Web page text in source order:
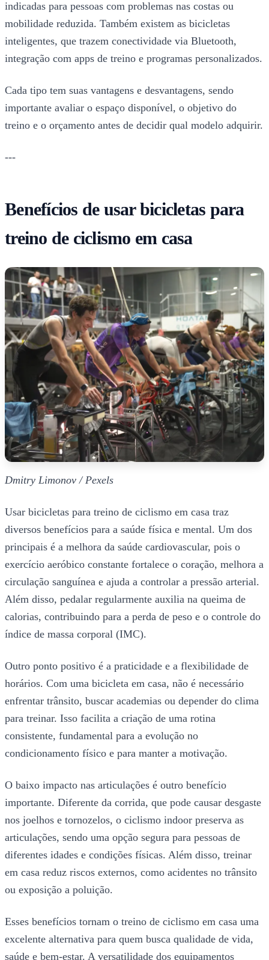
indicadas para pessoas com problemas nas costas ou
mobilidade reduzida. Também existem as bicicletas
inteligentes, que trazem conectividade via Bluetooth,
integração com apps de treino e programas personalizados.
Cada tipo tem suas vantagens e desvantagens, sendo
importante avaliar o espaço disponível, o objetivo do
treino e o orçamento antes de decidir qual modelo adquirir.
---
Benefícios de usar bicicletas para
treino de ciclismo em casa
Dmitry Limonov / Pexels
Usar bicicletas para treino de ciclismo em casa traz
diversos benefícios para a saúde física e mental. Um dos
principais é a melhora da saúde cardiovascular, pois o
exercício aeróbico constante fortalece o coração, melhora a
circulação sanguínea e ajuda a controlar a pressão arterial.
Além disso, pedalar regularmente auxilia na queima de
calorias, contribuindo para a perda de peso e o controle do
índice de massa corporal (IMC).
Outro ponto positivo é a praticidade e a flexibilidade de
horários. Com uma bicicleta em casa, não é necessário
enfrentar trânsito, buscar academias ou depender do clima
para treinar. Isso facilita a criação de uma rotina
consistente, fundamental para a evolução no
condicionamento físico e para manter a motivação.
O baixo impacto nas articulações é outro benefício
importante. Diferente da corrida, que pode causar desgaste
nos joelhos e tornozelos, o ciclismo indoor preserva as
articulações, sendo uma opção segura para pessoas de
diferentes idades e condições físicas. Além disso, treinar
em casa reduz riscos externos, como acidentes no trânsito
ou exposição a poluição.
Esses benefícios tornam o treino de ciclismo em casa uma
excelente alternativa para quem busca qualidade de vida,
saúde e bem-estar. A versatilidade dos equipamentos